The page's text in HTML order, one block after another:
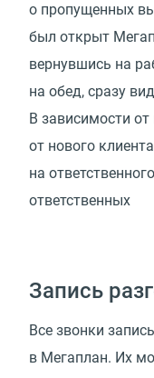
о пропущенных
был открыт
вернувшись на
на обед, сразу
В зависимости
от нового
на
ответственных
Запись
Все звонки
в Мегаплан. Их